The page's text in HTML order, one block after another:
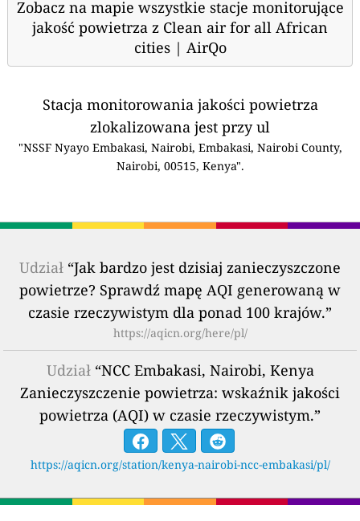
Zobacz na mapie wszystkie stacje monitorujące
jakość powietrza z Clean air for all African
cities | AirQo
Stacja monitorowania jakości powietrza
zlokalizowana jest przy ul
"NSSF Nyayo Embakasi, Nairobi, Embakasi, Nairobi County,
Nairobi, 00515, Kenya".
Udział “Jak bardzo jest dzisiaj zanieczyszczone
powietrze? Sprawdź mapę AQI generowaną w
czasie rzeczywistym dla ponad 100 krajów.”
https://aqicn.org/here/pl/
Udział“NCC Embakasi, Nairobi, Kenya
Zanieczyszczenie powietrza: wskaźnik jakości
powietrza (AQI) w czasie rzeczywistym.”
https://aqicn.org/station/kenya-nairobi-ncc-embakasi/pl/